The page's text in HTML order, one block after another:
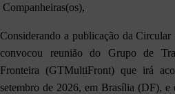
Companheiras(os),
Considerando a publicação da
convocou reunião do Grupo de
Fronteira (GTMultiFront) que irá
setembro de 2026, em Brasília (DF), e